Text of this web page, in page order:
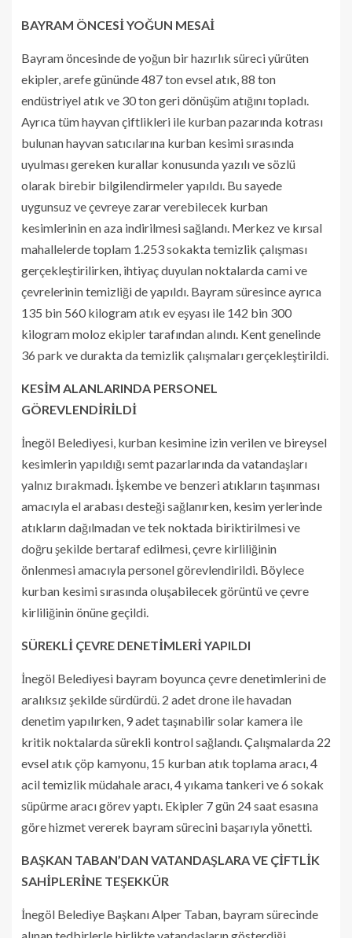
BAYRAM ÖNCESİ YOĞUN MESAİ
Bayram öncesinde de yoğun bir hazırlık süreci yürüten
ekipler, arefe gününde 487 ton evsel atık, 88 ton
endüstriyel atık ve 30 ton geri dönüşüm atığını topladı.
Ayrıca tüm hayvan çiftlikleri ile kurban pazarında kotrası
bulunan hayvan satıcılarına kurban kesimi sırasında
uyulması gereken kurallar konusunda yazılı ve sözlü
olarak birebir bilgilendirmeler yapıldı. Bu sayede
uygunsuz ve çevreye zarar verebilecek kurban
kesimlerinin en aza indirilmesi sağlandı. Merkez ve kırsal
mahallelerde toplam 1.253 sokakta temizlik çalışması
gerçekleştirilirken, ihtiyaç duyulan noktalarda cami ve
çevrelerinin temizliği de yapıldı. Bayram süresince ayrıca
135 bin 560 kilogram atık ev eşyası ile 142 bin 300
kilogram moloz ekipler tarafından alındı. Kent genelinde
36 park ve durakta da temizlik çalışmaları gerçekleştirildi.
KESİM ALANLARINDA PERSONEL
GÖREVLENDİRİLDİ
İnegöl Belediyesi, kurban kesimine izin verilen ve bireysel
kesimlerin yapıldığı semt pazarlarında da vatandaşları
yalnız bırakmadı. İşkembe ve benzeri atıkların taşınması
amacıyla el arabası desteği sağlanırken, kesim yerlerinde
atıkların dağılmadan ve tek noktada biriktirilmesi ve
doğru şekilde bertaraf edilmesi, çevre kirliliğinin
önlenmesi amacıyla personel görevlendirildi. Böylece
kurban kesimi sırasında oluşabilecek görüntü ve çevre
kirliliğinin önüne geçildi.
SÜREKLİ ÇEVRE DENETİMLERİ YAPILDI
İnegöl Belediyesi bayram boyunca çevre denetimlerini de
aralıksız şekilde sürdürdü. 2 adet drone ile havadan
denetim yapılırken, 9 adet taşınabilir solar kamera ile
kritik noktalarda sürekli kontrol sağlandı. Çalışmalarda 22
evsel atık çöp kamyonu, 15 kurban atık toplama aracı, 4
acil temizlik müdahale aracı, 4 yıkama tankeri ve 6 sokak
süpürme aracı görev yaptı. Ekipler 7 gün 24 saat esasına
göre hizmet vererek bayram sürecini başarıyla yönetti.
BAŞKAN TABAN’DAN VATANDAŞLARA VE ÇİFTLİK
SAHİPLERİNE TEŞEKKÜR
İnegöl Belediye Başkanı Alper Taban, bayram sürecinde